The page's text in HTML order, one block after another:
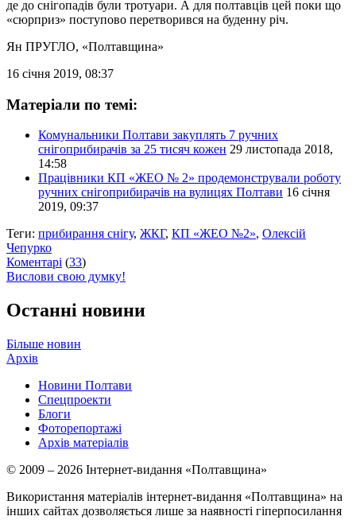
де до снігопадів були тротуари. А для полтавців цей поки що
«сюрприз» поступово перетворився на буденну річ.
Ян ПРУГЛО, «Полтавщина»
16 січня 2019, 08:37
Матеріали по темі:
Комунальники Полтави закуплять 7 ручних
снігоприбирачів за 25 тисяч кожен 29 листопада 2018,
14:58
Працівники КП «ЖЕО № 2» продемонстрували роботу
ручних снігоприбирачів на вулицях Полтави 16 січня
2019, 09:37
Теги: прибирання снігу, ЖКГ, КП «ЖЕО №2», Олексій
Чепурко
Коментарі (33)
Вислови свою думку!
Останні новини
Більше новин
Архів
Новини Полтави
Спецпроекти
Блоги
Фоторепортажі
Архів матеріалів
© 2009 – 2026 Інтернет-видання «Полтавщина»
Використання матеріалів інтернет-видання «Полтавщина» на
інших сайтах дозволяється лише за наявності гіперпосилання